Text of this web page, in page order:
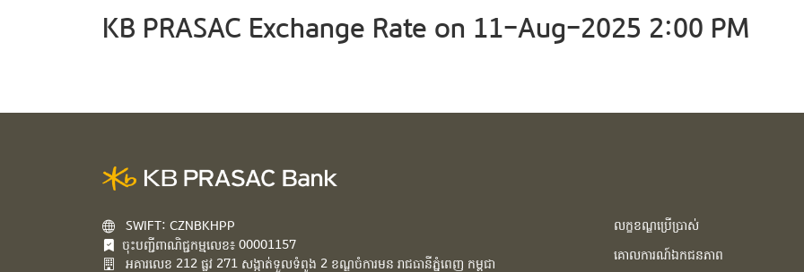
KB PRASAC Exchange Rate on 11-Aug-2025 2:00 PM
SWIFT: CZNBKHPP
ចុះបញ្ជីពាណិជ្ជកម្មលេខ៖ 00001157
អគារ​លេខ​ 212 ផ្លូវ 271 សង្កាត់ទួលទំពូង 2 ខណ្ឌចំការមន រាជធានីភ្នំពេញ កម្ពុជា​
លក្ខខណ្ឌប្រើប្រាស់
គោលការណ៍ឯកជនភាព